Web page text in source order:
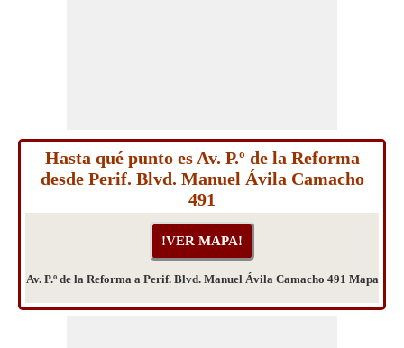
Hasta qué punto es Av. P.º de la Reforma
desde Perif. Blvd. Manuel Ávila Camacho
491
Av. P.º de la Reforma a Perif. Blvd. Manuel Ávila Camacho 491 Mapa